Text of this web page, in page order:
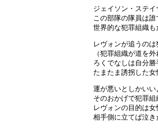
ジェイソン・ステイ
この部隊の隊員は誰
世界的な犯罪組織も
レヴォンが追うの
（犯罪組織が道を
ろくでなしは自分勝
たまたま誘拐した女
運が悪いとしかいい
そのおかげで犯罪組
レヴォンの目的は女
相手側に立てば泣き